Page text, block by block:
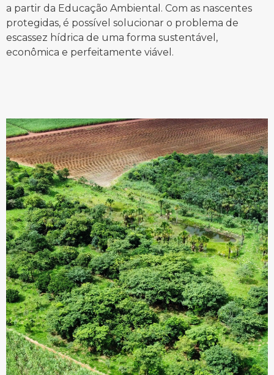
a partir da Educação Ambiental. Com as nascentes
protegidas, é possível solucionar o problema de
escassez hídrica de uma forma sustentável,
econômica e perfeitamente viável.